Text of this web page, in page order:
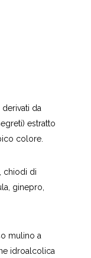
da
estratto
colore.
chiodi di
ginepro,
mulino a
idroalcolica